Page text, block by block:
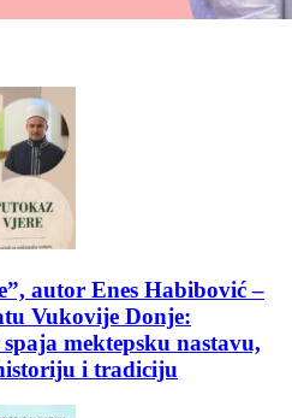
autor Enes Habibović –
Vukovije Donje:
mektepsku nastavu,
i tradiciju